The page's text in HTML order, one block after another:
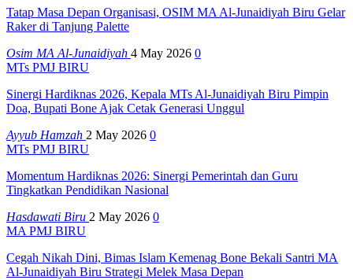
Tatap Masa Depan Organisasi, OSIM MA Al-Junaidiyah Biru Gelar
Raker di Tanjung Palette
Osim MA Al-Junaidiyah 4 May 2026 0
MTs PMJ BIRU
Sinergi Hardiknas 2026, Kepala MTs Al-Junaidiyah Biru Pimpin
Doa, Bupati Bone Ajak Cetak Generasi Unggul
Ayyub Hamzah 2 May 2026 0
MTs PMJ BIRU
Momentum Hardiknas 2026: Sinergi Pemerintah dan Guru
Tingkatkan Pendidikan Nasional
Hasdawati Biru 2 May 2026 0
MA PMJ BIRU
Cegah Nikah Dini, Bimas Islam Kemenag Bone Bekali Santri MA
Al-Junaidiyah Biru Strategi Melek Masa Depan